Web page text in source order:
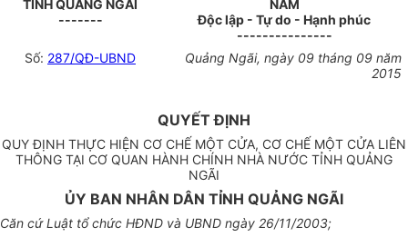
TỈNH QUẢNG NGÃI
-------
NAM
Độc lập - Tự do - Hạnh phúc
---------------
Số: 287/QĐ-UBND
Quảng Ngãi, ngày 09 tháng 09 năm
2015
QUYẾT ĐỊNH
QUY ĐỊNH THỰC HIỆN CƠ CHẾ MỘT CỬA, CƠ CHẾ MỘT CỬA LIÊN
THÔNG TẠI CƠ QUAN HÀNH CHÍNH NHÀ NƯỚC TỈNH QUẢNG
NGÃI
ỦY BAN NHÂN DÂN TỈNH QUẢNG NGÃI
Căn cứ Luật tổ chức HĐND và UBND ngày 26/11/2003;